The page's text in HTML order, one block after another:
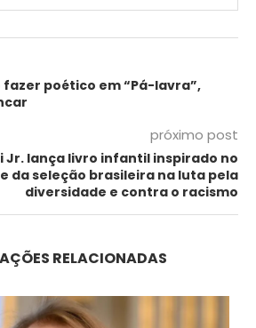
poético em “Pá-lavra”,
próximo post
Jr. lança livro infantil inspirado no
da seleção brasileira na luta pela
diversidade e contra o racismo
RELACIONADAS